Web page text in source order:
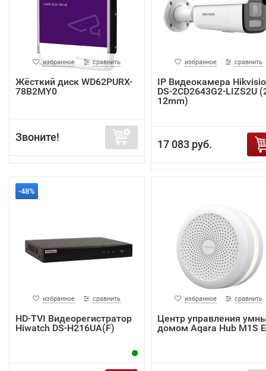
избранное сравнить
Жёсткий диск WD62PURX-
78B2MY0
Звоните!
избранное сравнить
IP Видеокамера
DS-2CD2643G2-LIZS2U
12mm)
17 083 руб.
-48%
избранное сравнить
HD-TVI Видеорегистратор
Hiwatch DS-H216UA(F)
избранное сравнить
Центр управления
домом Aqara Hub M1S